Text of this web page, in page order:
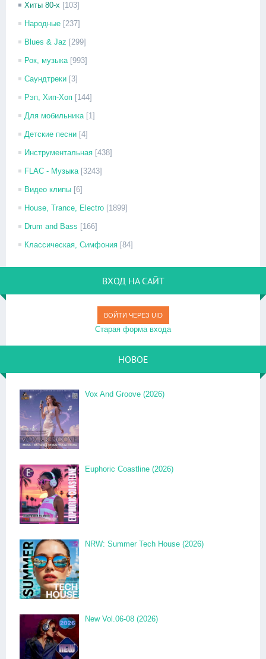
Хиты 80-х [103]
Народные [237]
Blues & Jaz [299]
Рок, музыка [993]
Саундтреки [3]
Рэп, Хип-Хоп [144]
Для мобильника [1]
Детские песни [4]
Инструментальная [438]
FLAC - Музыка [3243]
Видео клипы [6]
House, Trance, Electro [1899]
Drum and Bass [166]
Классическая, Симфония [84]
ВХОД НА САЙТ
ВОЙТИ ЧЕРЕЗ UID
Старая форма входа
НОВОЕ
Vox And Groove (2026)
Euphoric Coastline (2026)
NRW: Summer Tech House (2026)
New Vol.06-08 (2026)